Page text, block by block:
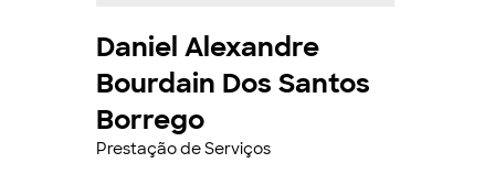
Daniel Alexandre
Bourdain Dos Santos
Borrego
Prestação de Serviços